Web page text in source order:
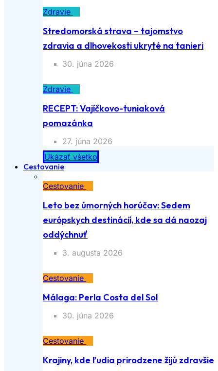
Zdravie
Stredomorská strava – tajomstvo
zdravia a dlhovekosti ukryté na tanieri
30. júna 2026
Zdravie
RECEPT: Vajíčkovo-tuniaková
pomazánka
27. júna 2026
Ukázať všetko
Cestovanie
Cestovanie
Leto bez úmorných horúčav: Sedem
európskych destinácií, kde sa dá naozaj
oddýchnuť
3. augusta 2026
Cestovanie
Málaga: Perla Costa del Sol
30. júna 2026
Cestovanie
Krajiny, kde ľudia prirodzene žijú zdravšie